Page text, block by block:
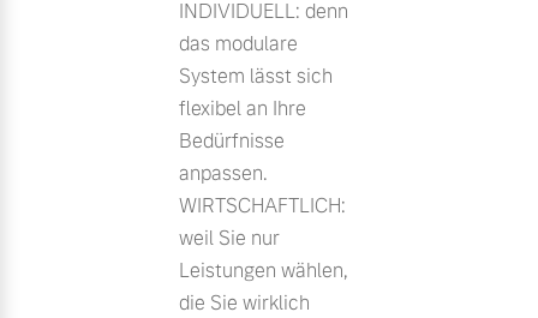
INDIVIDUELL: denn
das modulare
System lässt sich
flexibel an Ihre
Bedürfnisse
anpassen.
WIRTSCHAFTLICH:
weil Sie nur
Leistungen wählen,
die Sie wirklich